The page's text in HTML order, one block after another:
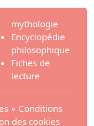
mythologie
Encyclopédie
philosophique
Fiches de
lecture
∘ Conditions
des cookies